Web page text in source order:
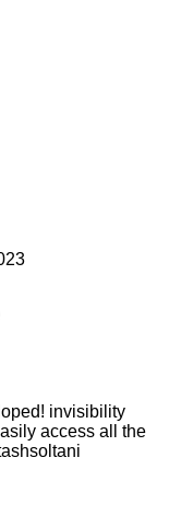
invisibility
access all the